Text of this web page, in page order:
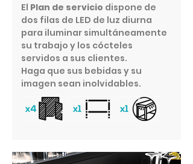
El Plan de servicio dispone de
dos filas de LED de luz diurna
para iluminar simultáneamente
su trabajo y los cócteles
servidos a sus clientes.
Haga que sus bebidas y su
imagen sean inolvidables.